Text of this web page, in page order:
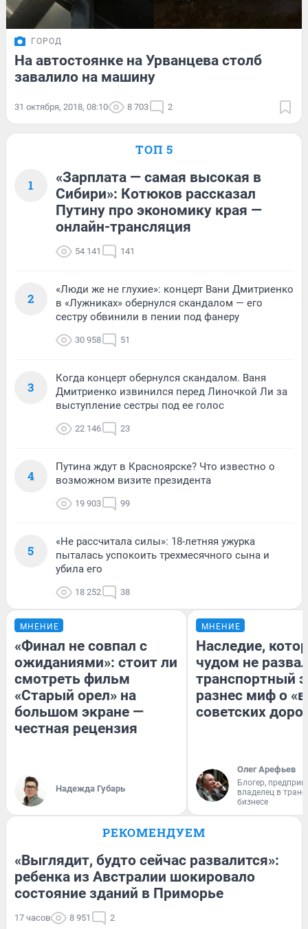
ГОРОД
На автостоянке на Урванцева столб
завалило на машину
31 октября, 2018, 08:10 8 703 2
ТОП 5
1
«Зарплата — самая высокая в
Сибири»: Котюков рассказал
Путину про экономику края —
онлайн-трансляция
54 141 141
2
«Люди же не глухие»: концерт Вани Дмитриенко
в «Лужниках» обернулся скандалом — его
сестру обвинили в пении под фанеру
30 958 51
3
Когда концерт обернулся скандалом. Ваня
Дмитриенко извинился перед Линочкой Ли за
выступление сестры под ее голос
22 146 23
4
Путина ждут в Красноярске? Что известно о
возможном визите президента
19 903 99
5
«Не рассчитала силы»: 18-летняя ужурка
пыталась успокоить трехмесячного сына и
убила его
18 252 38
МНЕНИЕ
«Финал не совпал с
ожиданиями»: стоит ли
смотреть фильм
«Старый орел» на
большом экране —
честная рецензия
Надежда Губарь
МНЕНИЕ
Наследие,
чудом не
транспортный
разнес миф о
советских
Олег Арефьев
Блогер,
владелец в
бизнесе
РЕКОМЕНДУЕМ
«Выглядит, будто сейчас развалится»:
ребенка из Австралии шокировало
состояние зданий в Приморье
17 часов 8 951 2